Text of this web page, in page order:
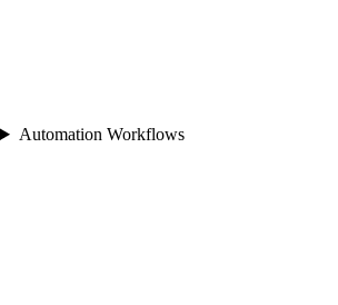
Automation Workflows